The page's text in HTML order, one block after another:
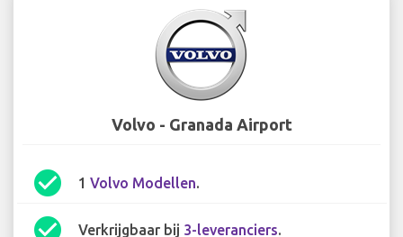
Volvo - Granada Airport
check_circle 1 Volvo Modellen.
check_circle Verkrijgbaar bij 3-leveranciers.